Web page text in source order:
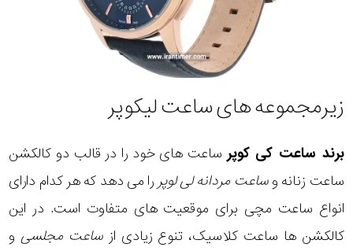
زیرمجموعه های ساعت لیکوپر
برند ساعت کی کوپر ساعت های خود را در قالب دو کالکشن
ساعت زنانه وساعت مردانه لی لوپر را می دهد که هر کدام دارای
انواع ساعت مچی برای موقعیت های متفاوت است. در این
کالکشن ها ساعت کلاسیک، تنوع زیادی ازساعت مجلسیو